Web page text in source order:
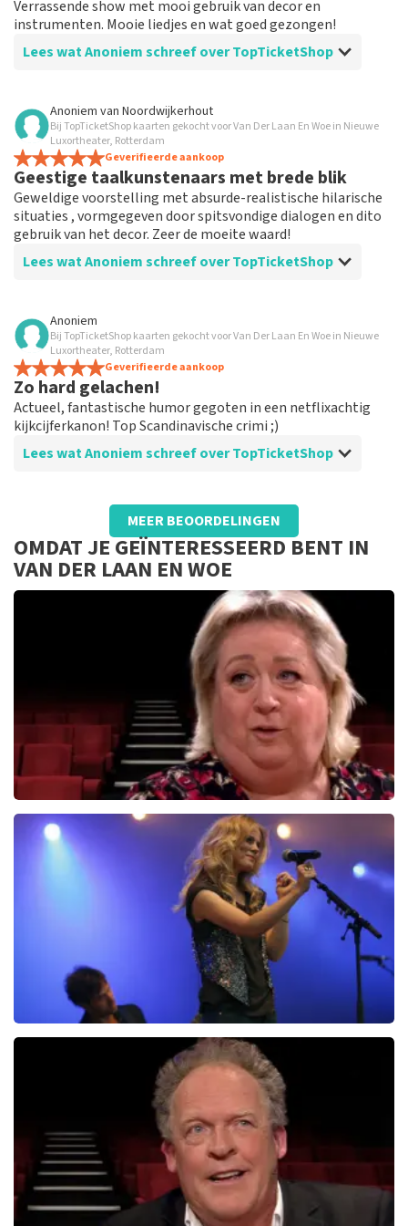
Verrassende show met mooi gebruik van decor en
instrumenten. Mooie liedjes en wat goed gezongen!
Lees wat Anoniem schreef over TopTicketShop
Beoordeling van Anoniem over TopTicketShop
Goede service, goed aanbod
Goed aanbod en de communicatie is top. Je betaalt wel
meer maar je kan zo toch nog naar een show die je
anders gemist had.
Anoniem van Noordwijkerhout
Bij TopTicketShop kaarten gekocht voor Van Der Laan En Woe in Nieuwe
Luxortheater, Rotterdam
Geverifieerde aankoop
Geestige taalkunstenaars met brede blik
Geweldige voorstelling met absurde-realistische hilarische
situaties , vormgegeven door spitsvondige dialogen en dito
gebruik van het decor. Zeer de moeite waard!
Lees wat Anoniem schreef over TopTicketShop
Beoordeling van Anoniem over
Prima geregeld
Werkt goed en was heel handig geregeld door deze site
en ben tevreden
Anoniem
Bij TopTicketShop kaarten gekocht voor Van Der Laan En Woe in Nieuwe
Luxortheater, Rotterdam
Geverifieerde aankoop
Zo hard gelachen!
Actueel, fantastische humor gegoten in een netflixachtig
kijkcijferkanon! Top Scandinavische crimi ;)
Lees wat Anoniem schreef over TopTicketShop
Beoordeling van Anoniem overTopTicketShop
Duidelijk en helder
Makkelijk kaarten bestellen. Kort van te voren mail
met qr code. Geen bijzonderheden
MEER BEOORDELINGEN
OMDAT JE GEÏNTERESSEERD BENT IN
VAN DER LAAN EN WOE
Christel De Laat
reviews
274+reviews